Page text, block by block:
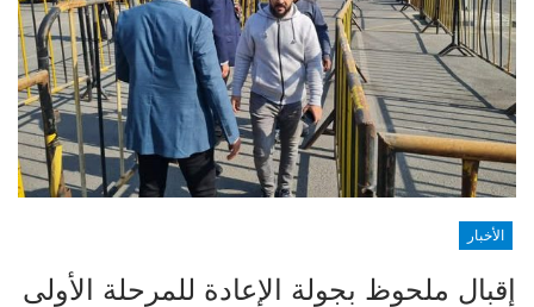
الأخبار
إقبال ملحوظ بجولة الإعادة للمرحلة الأولى